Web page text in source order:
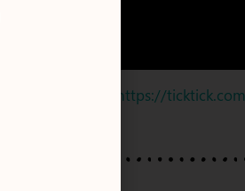
https://ticktick.com